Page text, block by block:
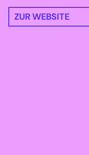
ZUR WEBSITE